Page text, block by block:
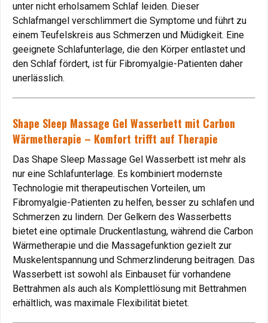
Rückenschmerzen: Ein häufiges Problem
Rückenschmerzenentstehen oft durch falsche
Schlafpositionen oder Matratzen, die den Körper nicht
ausreichend stützen. Das Gelbett bietet eine optimale
Lagerung der Wirbelsäule und verhindert Druckstellen.
Bandscheibenvorfälle: Unterstützung durch präzise
Anpassung
Ein Bandscheibenvorfallerfordert eine druckfreie
Schlafunterlage, die den Körper perfekt stützt. Das
Gelbett reduziert den Druck auf die Bandscheiben und
fördert die Heilung.
Vorteil: Ideale Regeneration durch individuelle
Körperanpassung.
Arthrose: Schonende Lagerung für schmerzende
Gelenke
unter nicht erholsamem Schlaf leiden. Dieser
Schlafmangel verschlimmert die Symptome und führt zu
einem Teufelskreis aus Schmerzen und Müdigkeit. Eine
geeignete Schlafunterlage, die den Körper entlastet und
den Schlaf fördert, ist für Fibromyalgie-Patienten daher
unerlässlich.
Shape Sleep Massage Gel Wasserbett mit Carbon
Wärmetherapie – Komfort trifft auf Therapie
Das Shape Sleep Massage Gel Wasserbett ist mehr als
nur eine Schlafunterlage. Es kombiniert modernste
Technologie mit therapeutischen Vorteilen, um
Fibromyalgie-Patienten zu helfen, besser zu schlafen und
Schmerzen zu lindern. Der Gelkern des Wasserbetts
bietet eine optimale Druckentlastung, während die Carbon
Wärmetherapie und die Massagefunktion gezielt zur
Muskelentspannung und Schmerzlinderung beitragen. Das
Wasserbett ist sowohl als Einbauset für vorhandene
Bettrahmen als auch als Komplettlösung mit Bettrahmen
erhältlich, was maximale Flexibilität bietet.